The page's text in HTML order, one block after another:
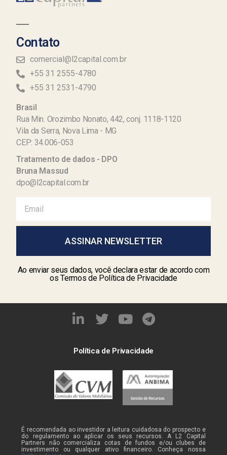
Contato
comercial@l2capital.com.br
+55 31 2555-4780
+55 31 2531-4790
Brasil
Rua Min. Orozimbo Nonato, 442, conj. 1118-1120
Vila da Serra, Nova Lima - MG
CEP: 34.006-053
Tratamento de dados - DPO
Bruna Massud
dpo@l2capital.com.br
ASSINAR NEWSLETTER
Ao enviar seus dados, você declara estar de acordo com
os Termos de Política de Privacidade
Política de Privacidade
É recomendada ao investidor a leitura cuidadosa do prospecto e
do regulamento ao aplicar os seus recursos. A L2 Capital
Partners não comercializa cotas de fundos e/ou clubes de
investimento ou qualquer ativo financeiro. Conheça nossa